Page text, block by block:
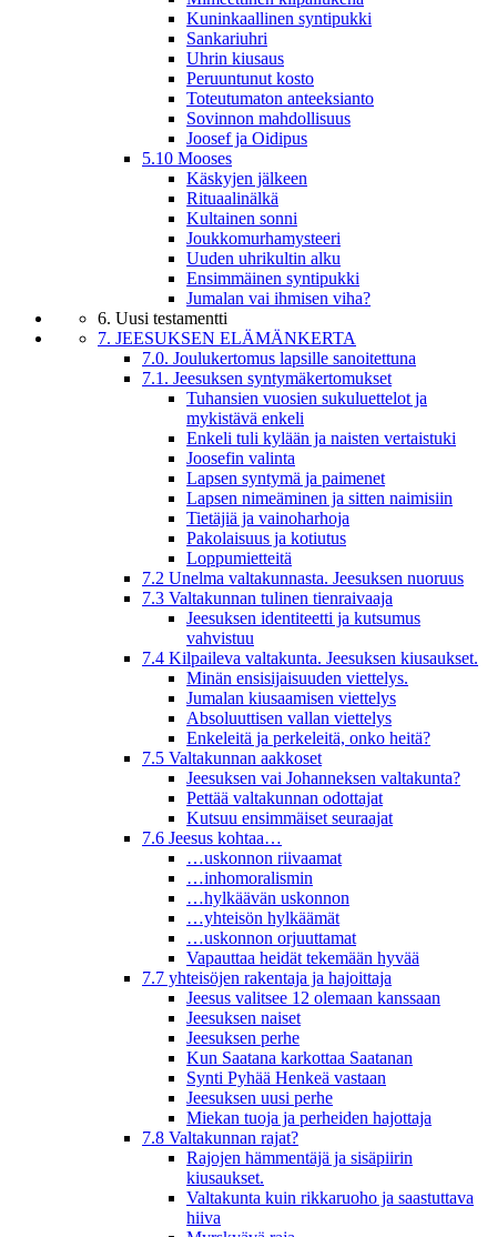
Kuninkaallinen syntipukki
Sankariuhri
Uhrin kiusaus
Peruuntunut kosto
Toteutumaton anteeksianto
Sovinnon mahdollisuus
Joosef ja Oidipus
5.10 Mooses
Käskyjen jälkeen
Rituaalinälkä
Kultainen sonni
Joukkomurhamysteeri
Uuden uhrikultin alku
Ensimmäinen syntipukki
Jumalan vai ihmisen viha?
6. Uusi testamentti
7. JEESUKSEN ELÄMÄNKERTA
7.0. Joulukertomus lapsille sanoitettuna
7.1. Jeesuksen syntymäkertomukset
Tuhansien vuosien sukuluettelot ja
mykistävä enkeli
Enkeli tuli kylään ja naisten vertaistuki
Joosefin valinta
Lapsen syntymä ja paimenet
Lapsen nimeäminen ja sitten naimisiin
Tietäjiä ja vainoharhoja
Pakolaisuus ja kotiutus
Loppumietteitä
7.2 Unelma valtakunnasta. Jeesuksen nuoruus
7.3 Valtakunnan tulinen tienraivaaja
Jeesuksen identiteetti ja kutsumus
vahvistuu
7.4 Kilpaileva valtakunta. Jeesuksen kiusaukset.
Minän ensisijaisuuden viettelys.
Jumalan kiusaamisen viettelys
Absoluuttisen vallan viettelys
Enkeleitä ja perkeleitä, onko heitä?
7.5 Valtakunnan aakkoset
Jeesuksen vai Johanneksen valtakunta?
Pettää valtakunnan odottajat
Kutsuu ensimmäiset seuraajat
7.6 Jeesus kohtaa…
…uskonnon riivaamat
…inhomoralismin
…hylkäävän uskonnon
…yhteisön hylkäämät
…uskonnon orjuuttamat
Vapauttaa heidät tekemään hyvää
7.7 yhteisöjen rakentaja ja hajoittaja
Jeesus valitsee 12 olemaan kanssaan
Jeesuksen naiset
Jeesuksen perhe
Kun Saatana karkottaa Saatanan
Synti Pyhää Henkeä vastaan
Jeesuksen uusi perhe
Miekan tuoja ja perheiden hajottaja
7.8 Valtakunnan rajat?
Rajojen hämmentäjä ja sisäpiirin
kiusaukset.
Valtakunta kuin rikkaruoho ja saastuttava
hiiva